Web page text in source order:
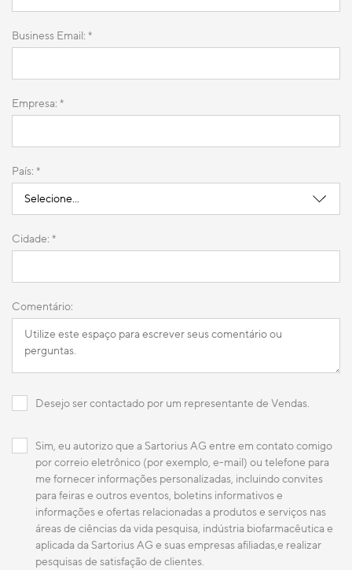
Business Email: *
Empresa: *
País: *
Cidade: *
Comentário:
Desejo ser contactado por um representante de Vendas.
Sim, eu autorizo ​​que a Sartorius AG entre em contato comigo
por correio eletrônico (por exemplo, e-mail) ou telefone para
me fornecer informações personalizadas, incluindo convites
para feiras e outros eventos, boletins informativos e
informações e ofertas relacionadas a produtos e serviços nas
áreas de ciências da vida pesquisa, indústria biofarmacêutica e
aplicada da Sartorius AG e suas empresas afiliadas,e realizar
pesquisas de satisfação de clientes.